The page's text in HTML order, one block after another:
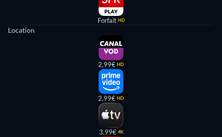
Forfait HD
Location
2,99€ HD
2,99€ HD
3,99€ 4K